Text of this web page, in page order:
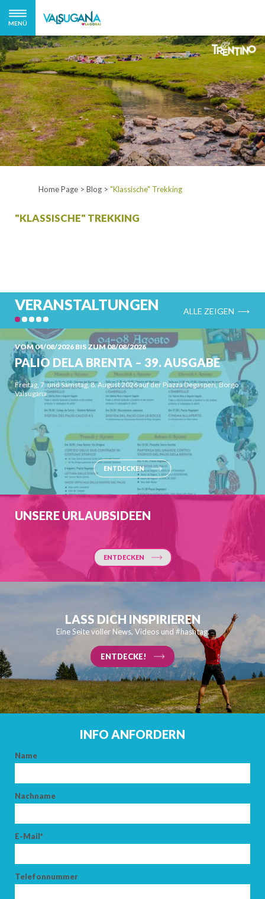
MENÜ
Home Page > Blog > "Klassische" Trekking
"KLASSISCHE" TREKKING
VERANSTALTUNGEN ALLE ZEIGEN ⟶
VOM 04/08/2026 BIS ZUM 08/08/2026
PALIO DELA BRENTA – 39. AUSGABE
Freitag, 7. und Samstag, 8. August 2026 auf der Piazza Degasperi, Borgo
Valsugana
ENTDECKEN
UNSERE URLAUBSIDEEN
ENTDECKEN
LASS DICH INSPIRIEREN
Eine Seite voller News, Videos und #hashtag.
ENTDECKE!
INFO ANFORDERN
Name
Nachname
E-Mail*
Telefonnummer